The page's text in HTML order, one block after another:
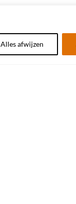
Alles afwijzen